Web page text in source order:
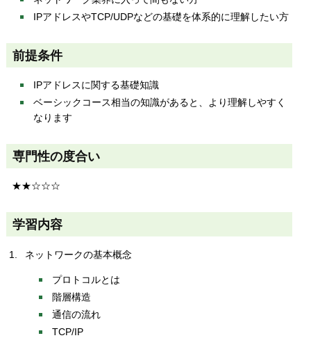
IPアドレスやTCP/UDPなどの基礎を体系的に理解したい方
前提条件
IPアドレスに関する基礎知識
ベーシックコース相当の知識があると、より理解しやすく
なります
専門性の度合い
★★☆☆☆
学習内容
ネットワークの基本概念
プロトコルとは
階層構造
通信の流れ
TCP/IP